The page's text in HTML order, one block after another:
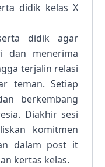
didik kelas X
didik agar
dan menerima
terjalin relasi
teman. Setiap
berkembang
Diakhir sesi
komitmen
dalam post it
kertas kelas.